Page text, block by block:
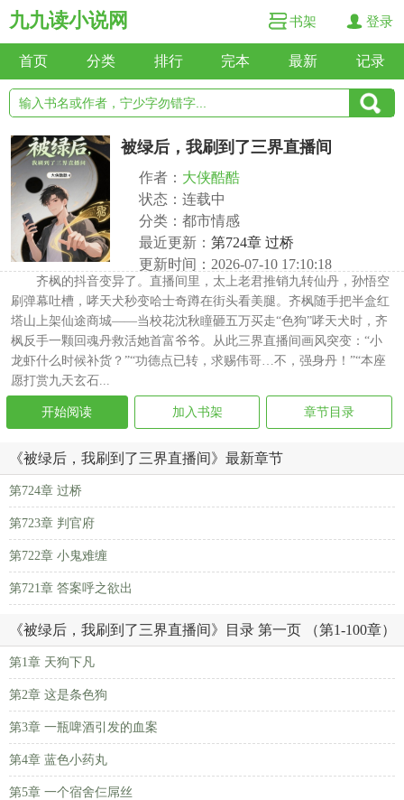
九九读小说网 书架 登录
首页 分类 排行 完本 最新 记录
被绿后，我刷到了三界直播间
作者： 大侠酷酷
状态：连载中
分类：都市情感
最近更新： 第724章 过桥
更新时间：2026-07-10 17:10:18
齐枫的抖音变异了。直播间里，太上老君推销九转仙丹，孙悟空
刷弹幕吐槽，哮天犬秒变哈士奇蹲在街头看美腿。齐枫随手把半盒红
塔山上架仙途商城——当校花沈秋瞳砸五万买走“色狗”哮天犬时，齐
枫反手一颗回魂丹救活她首富爷爷。从此三界直播间画风突变：“小
龙虾什么时候补货？”“功德点已转，求赐伟哥…不，强身丹！”“本座
愿打赏九天玄石...
开始阅读 加入书架 章节目录
《被绿后，我刷到了三界直播间》最新章节
第724章 过桥
第723章 判官府
第722章 小鬼难缠
第721章 答案呼之欲出
《被绿后，我刷到了三界直播间》目录 第一页 （第1-100章）
第1章 天狗下凡
第2章 这是条色狗
第3章 一瓶啤酒引发的血案
第4章 蓝色小药丸
第5章 一个宿舍仨屌丝